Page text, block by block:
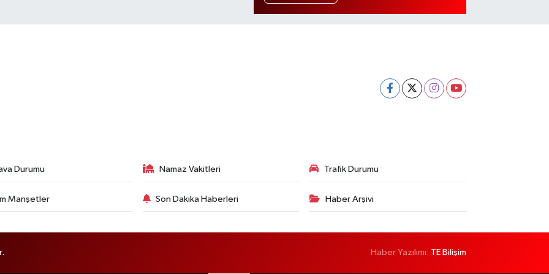
Durumu Namaz Vakitleri Trafik Durumu
Manşetler Son Dakika Haberleri Haber Arşivi
Haber Yazılımı: TE Bilişim